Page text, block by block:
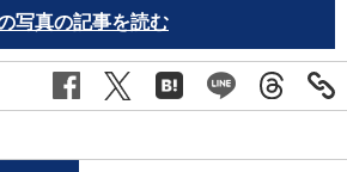
写真の記事を読む